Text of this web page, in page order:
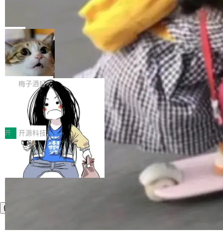
个独立于业务线程的全局通信引擎（Engine），
Coding 从个人辅助工具逐步走向团队级、组织
级应用，企业在规模化落地过程中，对安全性、
可控性和代码质量提出了更高要求。 首先是数据
安全与合规要求。对于大多数普通研发场景，公
有云模型能够满足快速试用和效率提升的需求。
但对于金融、能源、医疗等对数据安全要求较...
产品应用、支撑保障、专题等五大方向。深信服
AI算力网关（AI创新平台）成功入选！ 随着各行
各业的Agent走向规模化建设，算力构成形态逐
渐丰富，用户关注的重点也在发生变化：不只是
让AI用起来，还要进一步看清混合算力时代下，
Token花在哪里、算力是否被充分利用，以及持
续增长的AI成本该如何优化。 深信服AI算力网关
正是围绕这些实际问题，从Token治理和成本治
理两个方面，让用户的每一份算力都看得清、管
得住、用得稳、省得下、更安全！ 一、从现在开
始，Token使用一目...
Jeff Dean 离开 Google：一个时代的结
束，一个实验室的开始
Google 员工编号 20。MapReduce 作者之一。
Bigtable 作者之一。TensorFlow 的作者之一。
Gemini 的架构师。Google 首席科学家。 Jeff D
ean 在 Google 工作了 27 年后，宣布离职。 他
不是一个人走。一同离开的还有 Sanjay Ghema
wat（Google 员工编号 23，Jeff Dean 二十多
年的编程搭档，MapReduce 和 Bigtable 的共同
作者）、Quoc Le（Google 大脑核心成员，Se
q2Seq 和 DocAI 的共同发明人）以及 Oriol Vin
yals（Gemini 联合负责人，AlphaSta...
局
🔥 SolonCode v2026.8.4 发布：界面
字体可调、22 种语言、记忆搜索增强
打开终端就能上岗的全中文编码智能体，这一轮
把「看得清、用母语、记得住」三件事一次补
齐。 SolonCode 是什么 SolonCode 是杭州无
耳科技研发的企业级终端编码智能体——一位全
中文驱动的数字员工，自主理解需求、规划步
骤、编写代码。不挑模型、不挑平台，curl 一行
装完即用。 开源地址：Gitee · GitCode · GitHu
b 安装 支持 Java 8+（8~26）、macOS / Linu
x / Windows / Harmony PC。 # macOS / Linu
x / Harmony PC curl -fsSL https://solon.noea
梅子酒好吃
让“代码语义理解”深度释放AI Coding
价值潜能：华为云码道（CodeArts）
代码仓技术解析
一、代码仓深度理解技术的作用与价值 在软件工
程实践中，代码仓是企业核心知识资产的主要载
体。企业级代码仓库通常包含数十万乃至数百万
个文件，其规模远超单次模型调用可承载的上下
文窗口。随着项目规模的持续扩张与代码历史的
不断累积，代码仓中的模块关系、接口契约、业
务逻辑等关键信息往往分散于数十乃至数百个文
件之中，形成高度复杂的知识关联网络。传统的
开 开源科技